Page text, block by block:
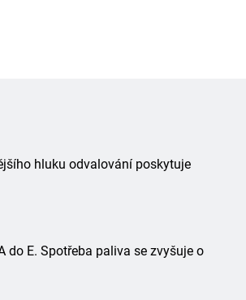
hluku odvalování poskytuje
E. Spotřeba paliva se zvyšuje o